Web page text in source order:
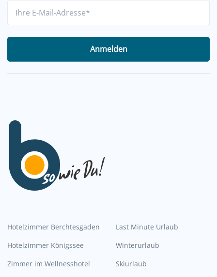
Anmelden
Hotelzimmer Berchtesgaden
Hotelzimmer Königssee
Zimmer im Wellnesshotel
Last Minute Urlaub
Winterurlaub
Skiurlaub